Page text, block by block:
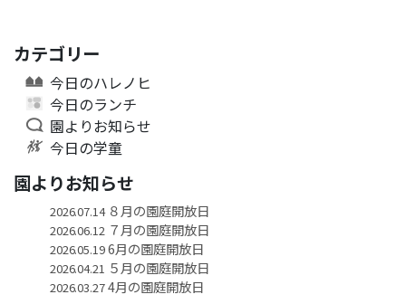
カテゴリー
今日のハレノヒ
今日のランチ
園よりお知らせ
今日の学童
園よりお知らせ
2026.07.14８月の園庭開放日
2026.06.12７月の園庭開放日
2026.05.196月の園庭開放日
2026.04.21 ５月の園庭開放日
2026.03.274月の園庭開放日